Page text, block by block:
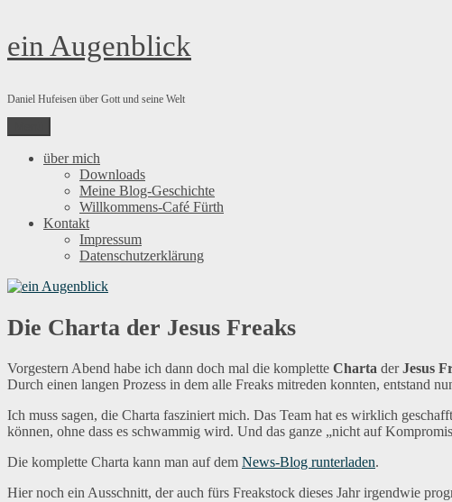
Zum
Inhalt
ein Augenblick
Daniel Hufeisen über Gott und seine Welt
über mich
Downloads
Meine Blog-Geschichte
Willkommens-Café Fürth
Kontakt
Impressum
Datenschutzerklärung
Die Charta der Jesus Freaks
Vorgestern Abend habe ich dann doch mal die komplette Charta derJesus
Durch einen langen Prozess in dem alle Freaks mitreden konnten, entstand
Ich muss sagen, die Charta fasziniert mich. Das Team hat es wirklich
können, ohne dass es schwammig wird. Und das ganze „nicht auf
Die komplette Charta kann man auf dem News-Blog runterladen.
Hier noch ein Ausschnitt, der auch fürs Freakstock dieses Jahr irgendwie